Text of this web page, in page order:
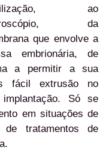
ao
da
que envolve a
embrionária, de
a permitir a sua
fácil extrusão no
Só se
em situações de
de tratamentos de